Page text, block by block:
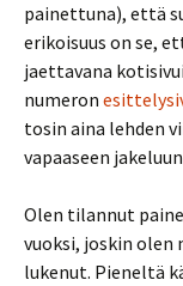
painettuna), että
erikoisuus on se,
jaettavana
numeron
tosin aina lehden
vapaaseen
Olen tilannut
vuoksi, joskin olen
lukenut. Pieneltä